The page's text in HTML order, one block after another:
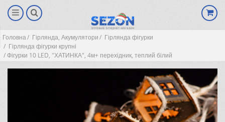
Головна Гірлянда, Акумулятори
Гірлянда фігурки
Гірлянда фігурки крупні
Фігурки 10 LED, "ХАТИНКА", 4м+ перехідник, теплий білий